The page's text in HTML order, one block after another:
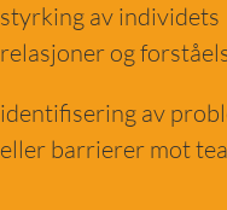
styrking av individets
relasjoner og
identifisering av
eller barrierer mot